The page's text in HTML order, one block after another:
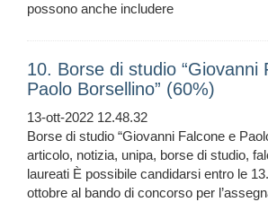
possono anche includere
10. Borse di studio “Giovanni
Paolo Borsellino” (60%)
13-ott-2022 12.48.32
Borse di studio “Giovanni Falcone e
articolo, notizia, unipa, borse di studio,
laureati È possibile candidarsi entro le
ottobre al bando di concorso per